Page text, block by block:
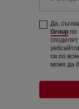
Да,
Group по
си по
може да